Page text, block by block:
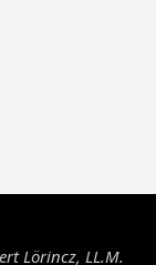
Lörincz, LL.M.